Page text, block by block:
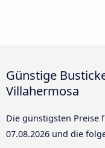
Günstige
Villahermosa
Die günstigsten Preise
07.08.2026 und die